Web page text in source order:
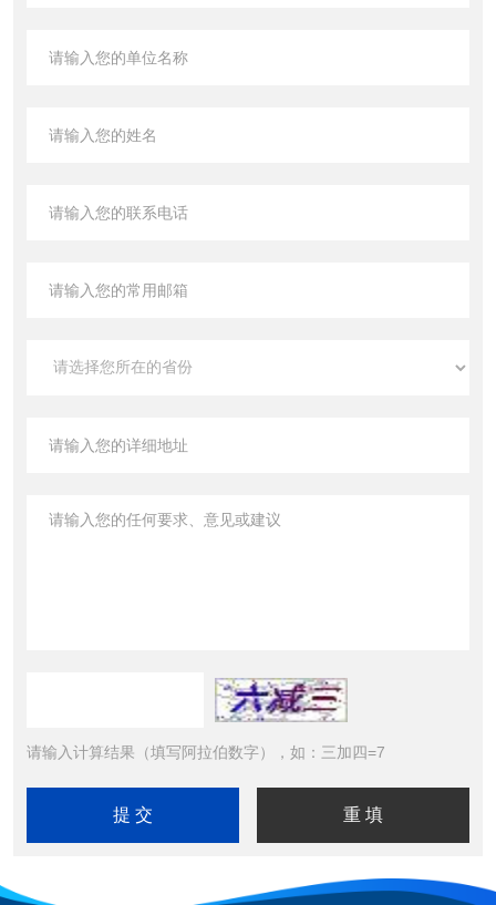
请输入计算结果（填写阿拉伯数字），如：三加四=7